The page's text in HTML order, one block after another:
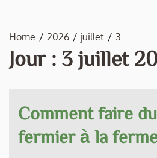
Home 2026 juillet 3
Jour : 3 juillet
Comment faire
fermier à la